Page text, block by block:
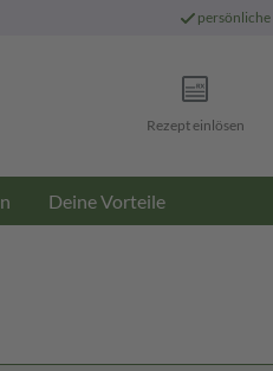
persönliche
Rezept einlösen
Deine Vorteile